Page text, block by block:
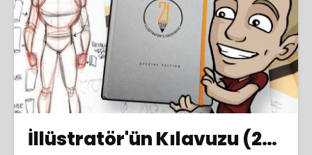
İllüstratör'ün Kılavuzu (2016)